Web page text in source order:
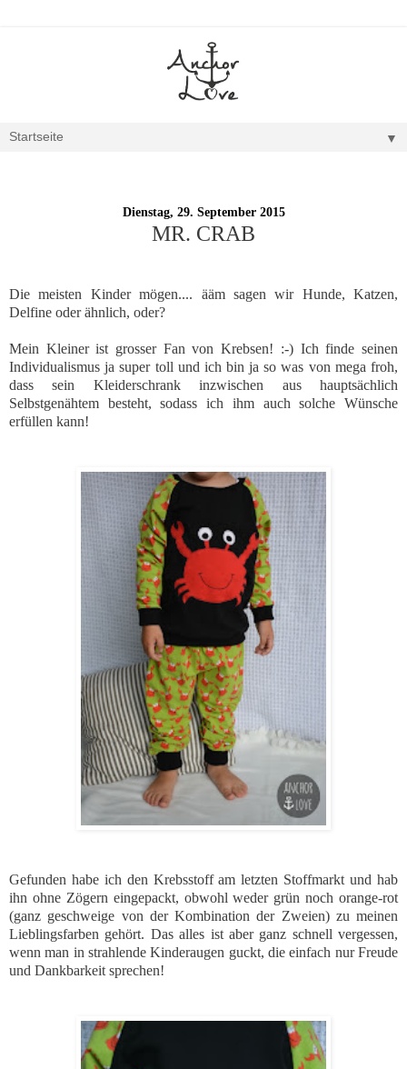
▼
Dienstag, 29. September 2015
MR. CRAB
Die meisten Kinder mögen.... ääm sagen wir Hunde, Katzen,
Delfine oder ähnlich, oder?
Mein Kleiner ist grosser Fan von Krebsen! :-) Ich finde seinen
Individualismus ja super toll und ich bin ja so was von mega froh,
dass sein Kleiderschrank inzwischen aus hauptsächlich
Selbstgenähtem besteht, sodass ich ihm auch solche Wünsche
erfüllen kann!
Gefunden habe ich den Krebsstoff am letzten Stoffmarkt und hab
ihn ohne Zögern eingepackt, obwohl weder grün noch orange-rot
(ganz geschweige von der Kombination der Zweien) zu meinen
Lieblingsfarben gehört. Das alles ist aber ganz schnell vergessen,
wenn man in strahlende Kinderaugen guckt, die einfach nur Freude
und Dankbarkeit sprechen!